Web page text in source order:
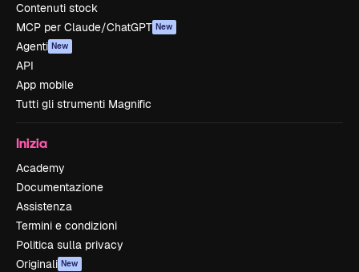
Contenuti stock
MCP per Claude/ChatGPT New
Agenti New
API
App mobile
Tutti gli strumenti Magnific
Inizia
Academy
Documentazione
Assistenza
Termini e condizioni
Politica sulla privacy
Originali New